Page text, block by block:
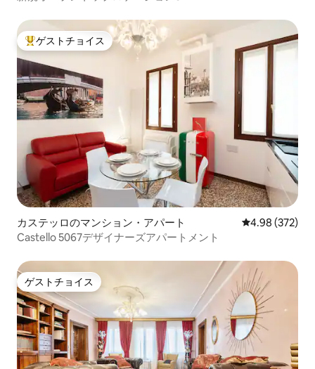
大好評のゲストチョイスです。
ゲストチョイス
カステッロのマンション・アパート レビュー372
4.98 (372)
Castello 5067デザイナーズアパートメント
ゲストチョイス
ゲストチョイス